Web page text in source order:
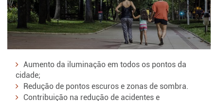
Aumento da iluminação em todos os pontos da
cidade;
Redução de pontos escuros e zonas de sombra.
Contribuição na redução de acidentes e